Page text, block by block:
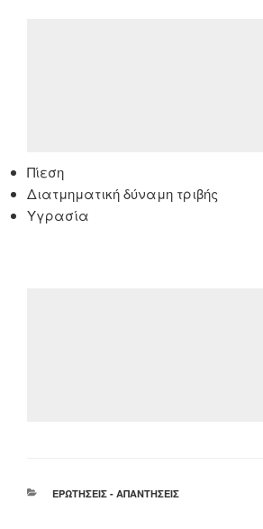
Πίεση
Διατμηματική δύναμη τριβής
Υγρασία
ΚΑΤΗΓΟΡΊΕΣ
ΕΡΩΤΉΣΕΙΣ - ΑΠΑΝΤΉΣΕΙΣ